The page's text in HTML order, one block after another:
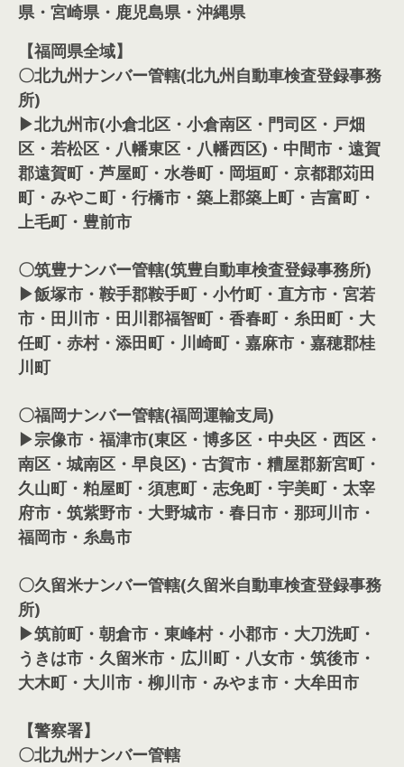
県・宮崎県・鹿児島県・沖縄県
【福岡県全域】
〇北九州ナンバー管轄(北九州自動車検査登録事務
所)
▶北九州市(小倉北区・小倉南区・門司区・戸畑
区・若松区・八幡東区・八幡西区)・中間市・遠賀
郡遠賀町・芦屋町・水巻町・岡垣町・京都郡苅田
町・みやこ町・行橋市・築上郡築上町・吉富町・
上毛町・豊前市
〇筑豊ナンバー管轄(筑豊自動車検査登録事務所)
▶飯塚市・鞍手郡鞍手町・小竹町・直方市・宮若
市・田川市・田川郡福智町・香春町・糸田町・大
任町・赤村・添田町・川崎町・嘉麻市・嘉穂郡桂
川町
〇福岡ナンバー管轄(福岡運輸支局)
▶宗像市・福津市(東区・博多区・中央区・西区・
南区・城南区・早良区)・古賀市・糟屋郡新宮町・
久山町・粕屋町・須恵町・志免町・宇美町・太宰
府市・筑紫野市・大野城市・春日市・那珂川市・
福岡市・糸島市
〇久留米ナンバー管轄(久留米自動車検査登録事務
所)
▶筑前町・朝倉市・東峰村・小郡市・大刀洗町・
うきは市・久留米市・広川町・八女市・筑後市・
大木町・大川市・柳川市・みやま市・大牟田市
【警察署】
〇北九州ナンバー管轄